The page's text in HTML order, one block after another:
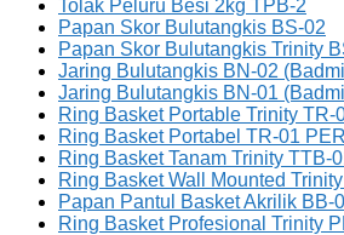
Tolak Peluru Besi 2kg TPB-2
Papan Skor Bulutangkis BS-02
Papan Skor Bulutangkis Trinity
Jaring Bulutangkis BN-02
Jaring Bulutangkis BN-01
Ring Basket Portable Trinity TR-
Ring Basket Portabel TR-01
Ring Basket Tanam Trinity TTB-
Ring Basket Wall Mounted
Papan Pantul Basket Akrilik BB-
Ring Basket Profesional Trinity